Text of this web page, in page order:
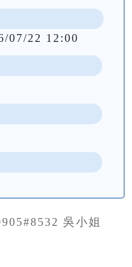
07/22 12:00
吳小姐